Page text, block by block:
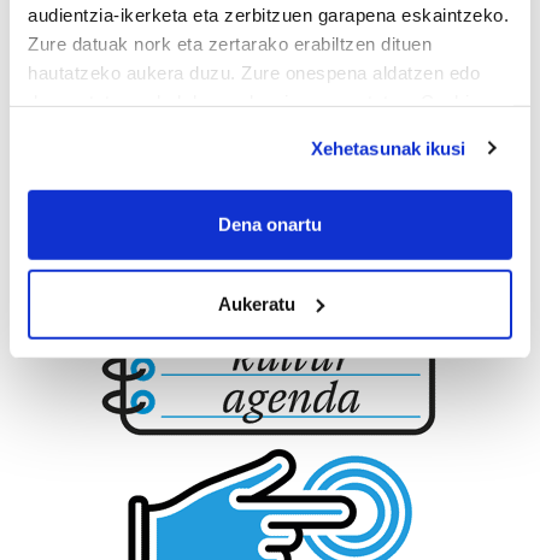
audientzia-ikerketa eta zerbitzuen garapena eskaintzeko.
Zure datuak nork eta zertarako erabiltzen dituen
hautatzeko aukera duzu. Zure onespena aldatzen edo
If you allow, we would also like to:
Collect information about your geographical
meters
Identify your device by actively scanning it for
specific characteristics (fingerprinting)
Find out more about how your personal data is processed
and set your preferences in thedetails section
Guk eta gure bazkideek zure datu pertsonalak
prozesatzen ditugu, zure IP zenbakia, besteak beste,
teknologia erabiliz, cookieak adibidez, iragarki eta eduki
pertsonalizatuak eskaintzeko, iragarkiak eta edukia
Xehetasunak ikusi
Dena onartu
Aukeratu